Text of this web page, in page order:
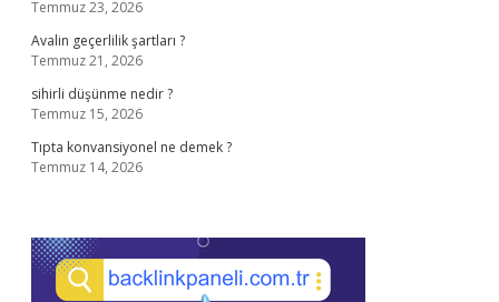
Temmuz 23, 2026
Avalin geçerlilik şartları ?
Temmuz 21, 2026
sihirli düşünme nedir ?
Temmuz 15, 2026
Tıpta konvansiyonel ne demek ?
Temmuz 14, 2026